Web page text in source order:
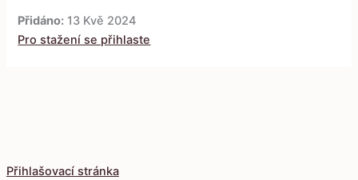
Přihlašovací stránka
Přidáno: 13 Kvě 2024
Pro stažení se přihlaste